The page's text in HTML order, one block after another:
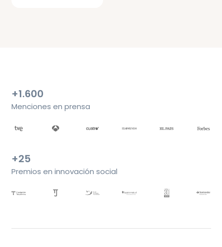
+1.600
Menciones en prensa
+25
Premios en innovación social